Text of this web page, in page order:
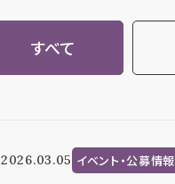
すべて
2026.03.05 イベント・公募情報